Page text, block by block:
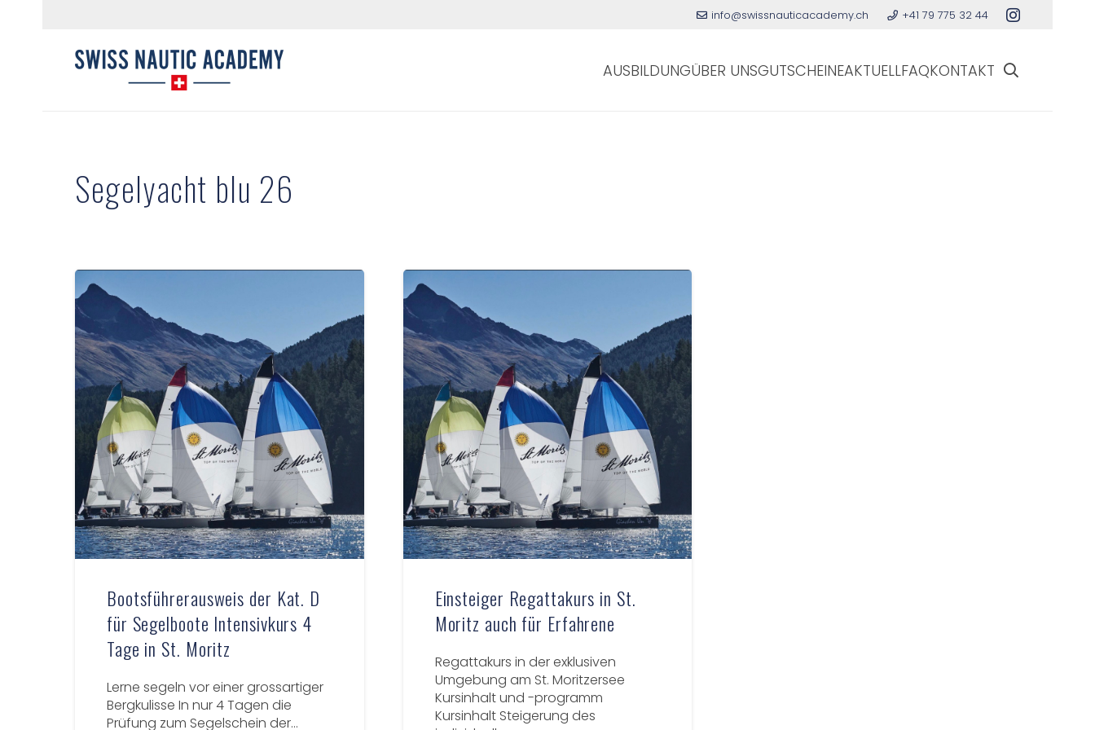
info@swissnauticacademy.ch +41 79 775 32 44
AUSBILDUNGÜBER UNSGUTSCHEINEAKTUELLFAQKONTAKT
Segelyacht blu 26
Bootsführerausweis der Kat. D
für Segelboote Intensivkurs 4
Tage in St. Moritz
Lerne segeln vor einer grossartiger
Bergkulisse In nur 4 Tagen die
Prüfung zum Segelschein der…
Einsteiger Regattakurs in St.
Moritz auch für Erfahrene
Regattakurs in der exklusiven
Umgebung am St. Moritzersee
Kursinhalt und -programm
Kursinhalt Steigerung des